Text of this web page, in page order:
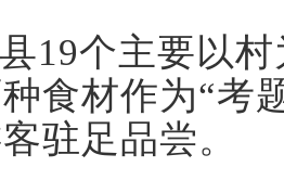
19个主要以
食材作为“考
驻足品尝。